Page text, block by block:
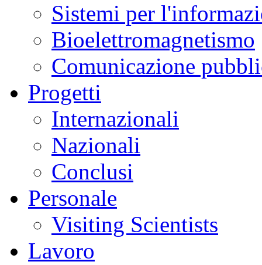
Sistemi per
Bioelettromagnetismo
Comunicazione
Progetti
Internazionali
Nazionali
Conclusi
Personale
Visiting Scientists
Lavoro